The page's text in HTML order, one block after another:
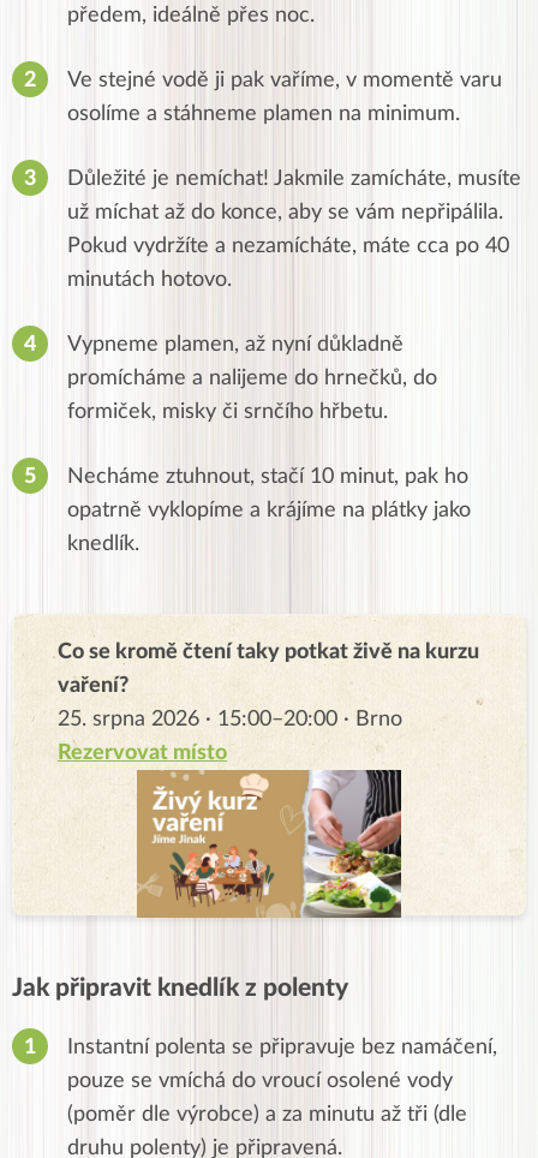
předem, ideálně přes noc.
Ve stejné vodě ji pak vaříme, v momentě varu
osolíme a stáhneme plamen na minimum.
Důležité je nemíchat! Jakmile zamícháte, musíte
už míchat až do konce, aby se vám nepřipálila.
Pokud vydržíte a nezamícháte, máte cca po 40
minutách hotovo.
Vypneme plamen, až nyní důkladně
promícháme a nalijeme do hrnečků, do
formiček, misky či srnčího hřbetu.
Necháme ztuhnout, stačí 10 minut, pak ho
opatrně vyklopíme a krájíme na plátky jako
knedlík.
Co se kromě čtení taky potkat živě na kurzu
vaření?
25. srpna 2026 · 15:00–20:00 · Brno
Rezervovat místo
Jak připravit knedlík z polenty
Instantní polenta se připravuje bez namáčení,
pouze se vmíchá do vroucí osolené vody
(poměr dle výrobce) a za minutu až tři (dle
druhu polenty) je připravená.